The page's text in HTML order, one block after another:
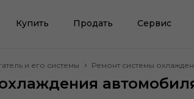
Купить Продать Сервис
и его системы Ремонт системы